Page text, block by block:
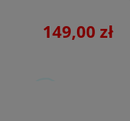
149,00 zł